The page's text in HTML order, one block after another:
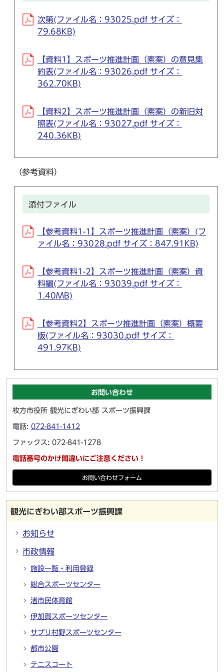
次第(ファイル名：93025.pdf サイズ：
79.68KB)
【資料1】スポーツ推進計画（素案）の意見集
約表(ファイル名：93026.pdf サイズ：
362.70KB)
【資料2】スポーツ推進計画（素案）の新旧対
照表(ファイル名：93027.pdf サイズ：
240.36KB)
（参考資料）
添付ファイル
【参考資料1-1】スポーツ推進計画（素案）(フ
ァイル名：93028.pdf サイズ：847.91KB)
【参考資料1-2】スポーツ推進計画（素案）資
料編(ファイル名：93039.pdf サイズ：
1.40MB)
【参考資料2】スポーツ推進計画（素案）概要
版(ファイル名：93030.pdf サイズ：
491.97KB)
お問い合わせ
枚方市役所 観光にぎわい部 スポーツ振興課
電話: 072-841-1412
ファックス: 072-841-1278
電話番号のかけ間違いにご注意ください！
お問い合わせフォーム
観光にぎわい部スポーツ振興課
お知らせ
市政情報
施設一覧・利用登録
総合スポーツセンター
渚市民体育館
伊加賀スポーツセンター
サプリ村野スポーツセンター
都市公園
テニスコート